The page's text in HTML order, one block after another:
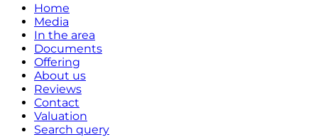
Home
Media
In the area
Documents
Offering
About us
Reviews
Contact
Valuation
Search query